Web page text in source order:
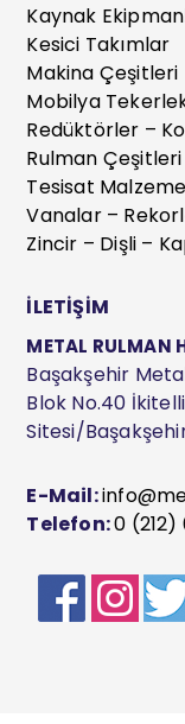
Kaynak
Kesici Takımlar
Makina Çeşitleri
Mobilya
Redüktörler –
Rulman Çeşitleri
Tesisat
Vanalar –
Zincir – Dişli –
İLETİŞİM
METAL RULMAN
Başakşehir
Blok No.40
Sitesi/
E-Mail:
Telefon:0 (212)